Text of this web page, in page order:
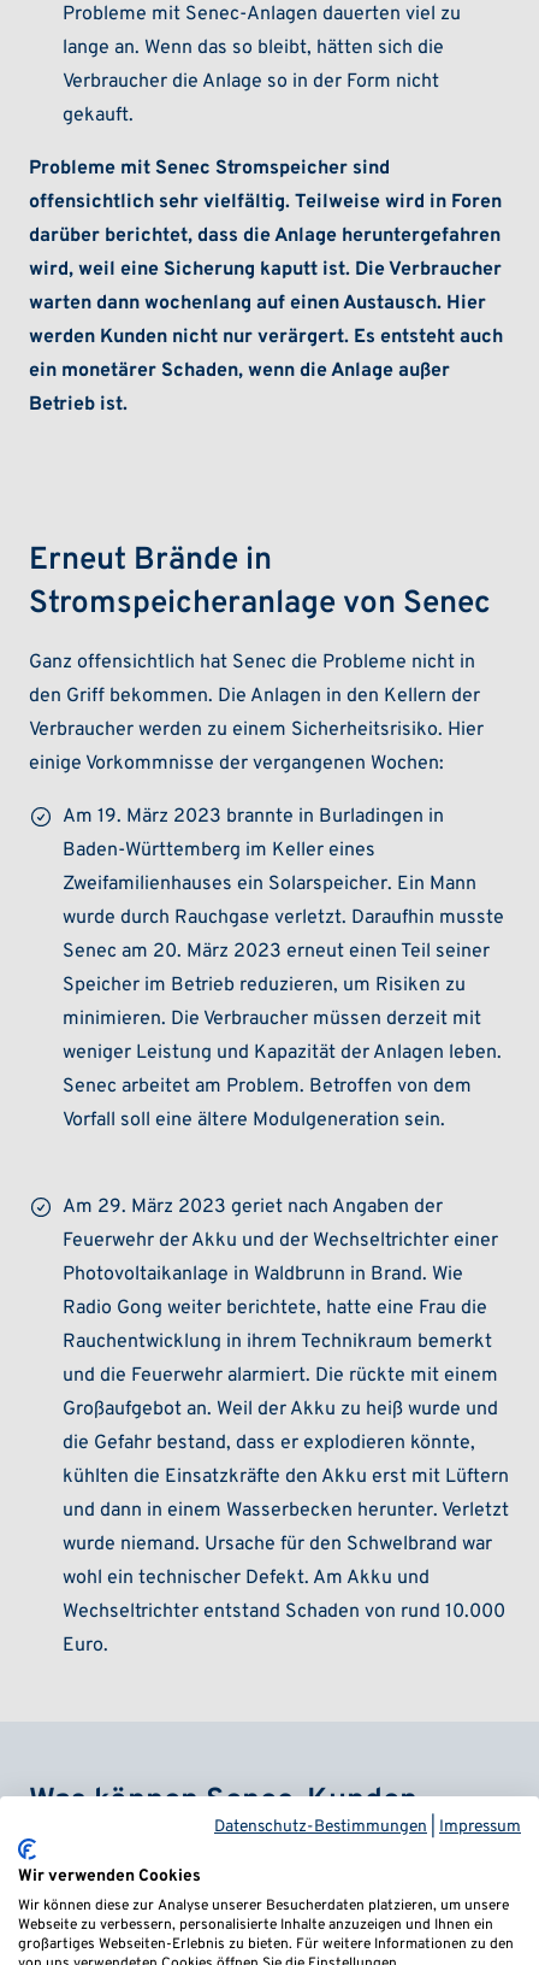
Probleme mit Senec-Anlagen dauerten viel zu
lange an. Wenn das so bleibt, hätten sich die
Verbraucher die Anlage so in der Form nicht
gekauft.
Probleme mit Senec Stromspeicher sind
offensichtlich sehr vielfältig. Teilweise wird in Foren
darüber berichtet, dass die Anlage heruntergefahren
wird, weil eine Sicherung kaputt ist. Die Verbraucher
warten dann wochenlang auf einen Austausch. Hier
werden Kunden nicht nur verärgert. Es entsteht auch
ein monetärer Schaden, wenn die Anlage außer
Betrieb ist.
Erneut Brände in
Stromspeicheranlage von Senec
Ganz offensichtlich hat Senec die Probleme nicht in
den Griff bekommen. Die Anlagen in den Kellern der
Verbraucher werden zu einem Sicherheitsrisiko. Hier
einige Vorkommnisse der vergangenen Wochen:
Am 19. März 2023 brannte in Burladingen in
Baden-Württemberg im Keller eines
Zweifamilienhauses ein Solarspeicher. Ein Mann
wurde durch Rauchgase verletzt. Daraufhin musste
Senec am 20. März 2023 erneut einen Teil seiner
Speicher im Betrieb reduzieren, um Risiken zu
minimieren. Die Verbraucher müssen derzeit mit
weniger Leistung und Kapazität der Anlagen leben.
Senec arbeitet am Problem. Betroffen von dem
Vorfall soll eine ältere Modulgeneration sein.
Am 29. März 2023 geriet nach Angaben der
Feuerwehr der Akku und der Wechseltrichter einer
Photovoltaikanlage in Waldbrunn in Brand. Wie
Radio Gong weiter berichtete, hatte eine Frau die
Rauchentwicklung in ihrem Technikraum bemerkt
und die Feuerwehr alarmiert. Die rückte mit einem
Großaufgebot an. Weil der Akku zu heiß wurde und
die Gefahr bestand, dass er explodieren könnte,
kühlten die Einsatzkräfte den Akku erst mit Lüftern
und dann in einem Wasserbecken herunter. Verletzt
wurde niemand. Ursache für den Schwelbrand war
wohl ein technischer Defekt. Am Akku und
Wechseltrichter entstand Schaden von rund 10.000
Euro.
Was können Senec-Kunden
unternehmen?
Die anhaltenden Probleme mit den Stromspeichern
von Senec sorgen für finanzielle Verluste und Ärger
Datenschutz-Bestimmungen Impressum
Wir verwenden Cookies
Wir können diese zur Analyse unserer Besucherdaten platzieren, um unsere
Webseite zu verbessern, personalisierte Inhalte anzuzeigen und Ihnen ein
großartiges Webseiten-Erlebnis zu bieten. Für weitere Informationen zu den